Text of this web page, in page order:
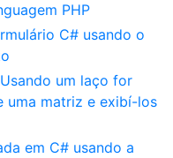
PHP
C# usando o
um laço for
uma matriz e exibí-los
em C# usando a